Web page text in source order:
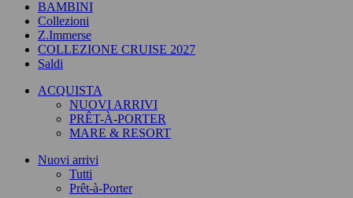
BAMBINI
Collezioni
Z.Immerse
COLLEZIONE CRUISE 2027
Saldi
ACQUISTA
NUOVI ARRIVI
PRÊT-À-PORTER
MARE & RESORT
Nuovi arrivi
Tutti
Prêt-à-Porter